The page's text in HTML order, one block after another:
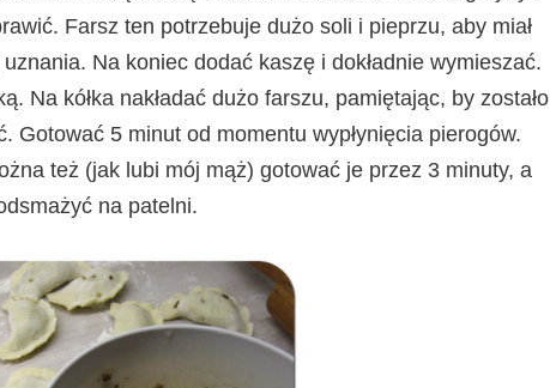
Farsz ten potrzebuje dużo soli i pieprzu, aby miał
Na koniec dodać kaszę i dokładnie wymieszać.
Na kółka nakładać dużo farszu, pamiętając, by zostało
Gotować 5 minut od momentu wypłynięcia pierogów.
też (jak lubi mój mąż) gotować je przez 3 minuty, a
na patelni.